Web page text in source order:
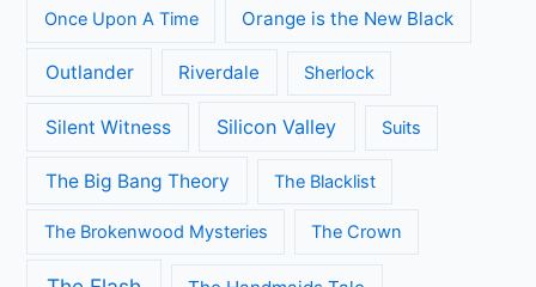
Fuller House Game of Thrones
House of Cards
Jane the Virgin Legends of Tomorrow